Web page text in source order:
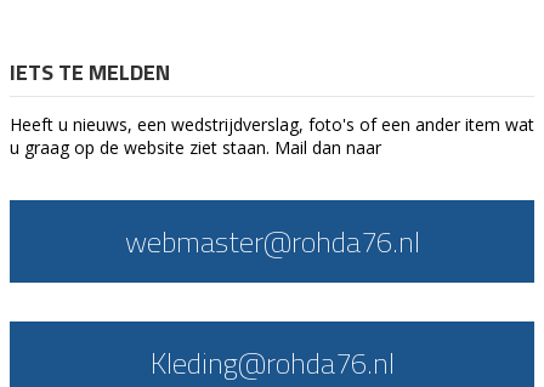
IETS TE MELDEN
Heeft u nieuws, een wedstrijdverslag, foto's of een ander item wat
u graag op de website ziet staan. Mail dan naar
webmaster@rohda76.nl
Kleding@rohda76.nl